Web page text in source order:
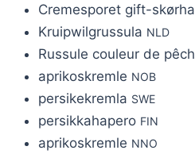
Cremesporet gift-
Kruipwilgrussula NLD
Russule couleur de
aprikoskremle NOB
persikekremla SWE
persikkahapero FIN
aprikoskremle NNO